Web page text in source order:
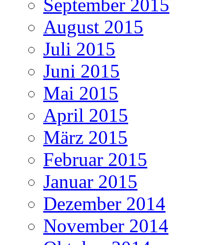
September 2015
August 2015
Juli 2015
Juni 2015
Mai 2015
April 2015
März 2015
Februar 2015
Januar 2015
Dezember 2014
November 2014